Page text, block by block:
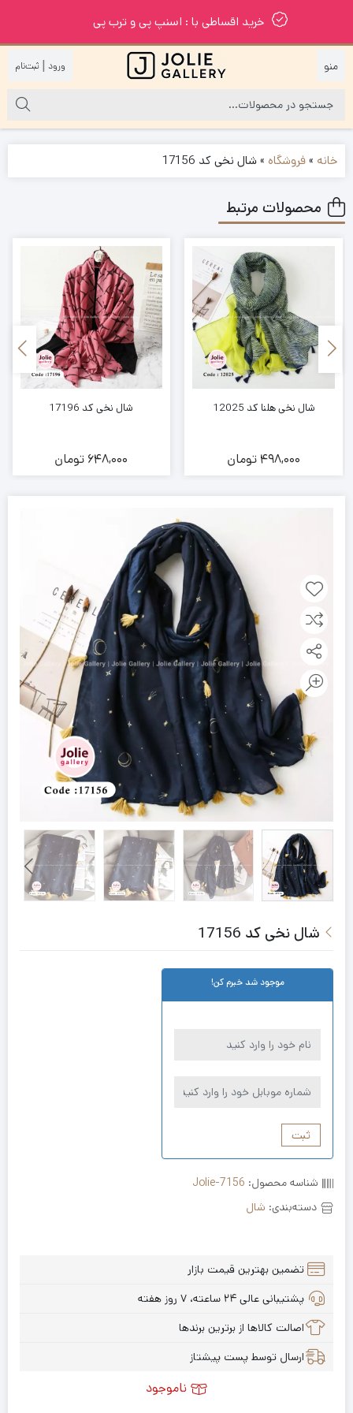
خرید اقساطی با : اسنپ پی و ترب پی
|
خانه »فروشگاه »شال نخی کد 17156
محصولات مرتبط
شال نخی هلنا کد 12025
498,000 تومان
شال نخی کد 17196
648,000 تومان
شال نخی کد 17156
موجود شد خبرم کن!
ثبت
شناسه محصول: Jolie-7156
دسته‌بندی: شال
تضمین بهترین قیمت بازار
پشتیبانی عالی ۲۴ ساعته، ۷ روز هفته
اصالت کالاها از برترین برندها
ارسال توسط پست پیشتاز
ناموجود